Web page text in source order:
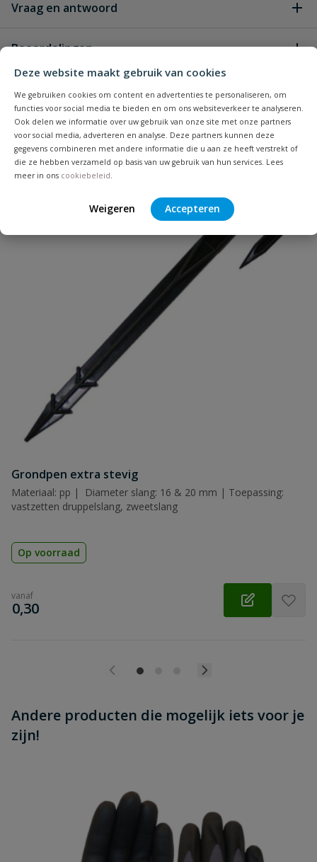
Deze website maakt gebruik van cookies
We gebruiken cookies om content en advertenties te personaliseren, om
functies voor social media te bieden en om ons websiteverkeer te analyseren.
Ook delen we informatie over uw gebruik van onze site met onze partners
voor social media, adverteren en analyse. Deze partners kunnen deze
gegevens combineren met andere informatie die u aan ze heeft verstrekt of
die ze hebben verzameld op basis van uw gebruik van hun services. Lees
meer in ons cookiebeleid.
Weigeren Accepteren
Vraag en antwoord
Heb je zelf ook een vraag over
dit product?
Stel jouw
vraag
Beoordelingen
Schrijf zelf een beoordeling
Je beoordeelt:Gardena druppelslang aansluitset
Uw waardering:
Beoordeling
Beoordeling versturen
Bijpassende producten
Populair
Grondpen extra stevig
Materiaal: pp | Diameter slang: 16 & 20 mm | Toepassing:
vastzetten druppelslang, zweetslang
Op voorraad
vanaf
€
0,30
Andere producten die mogelijk iets voor je
zijn!